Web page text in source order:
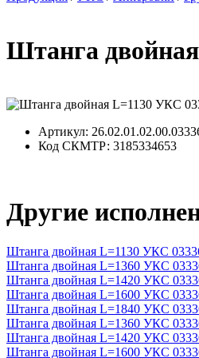
Штанга
Артикул:
Код СКМТР: 3185334653
Другие
Штанга двойная L=1130 УКС
Штанга двойная L=1360 УКС
Штанга двойная L=1420 УКС
Штанга двойная L=1600 УКС
Штанга двойная L=1840 УКС
Штанга двойная L=1360 УКС
Штанга двойная L=1420 УКС
Штанга двойная L=1600 УКС